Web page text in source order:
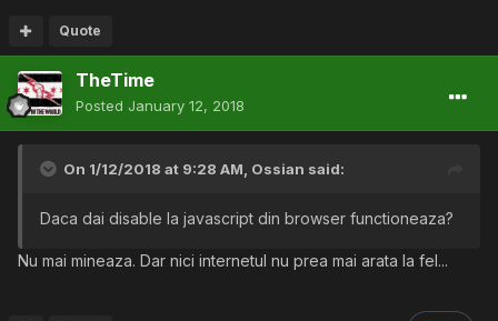
Quote
TheTime
Posted January 12, 2018
On 1/12/2018 at 9:28 AM, Ossian said:
Daca dai disable la javascript din browser functioneaza?
Nu mai mineaza. Dar nici internetul nu prea mai arata la fel...